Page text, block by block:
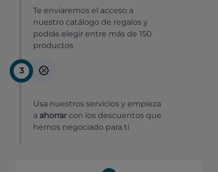
Te enviaremos el acceso a
nuestro catálogo de regalos y
podrás elegir entre más de 150
productos
3
Usa nuestros servicios y empieza
a ahorrar con los descuentos que
hemos negociado para ti